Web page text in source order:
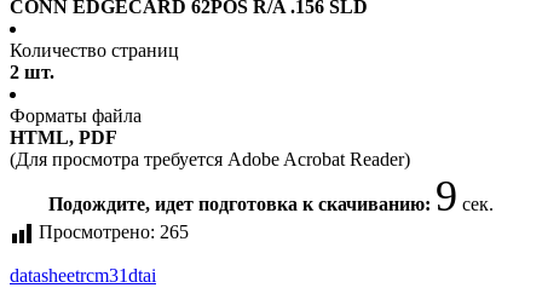
CONN EDGECARD 62POS R/A .156 SLD
Количество страниц
2 шт.
Форматы файла
HTML, PDF
(Для просмотра требуется Adobe Acrobat Reader)
Подождите, идет подготовка к скачиванию: 8 сек.
Просмотрено: 265
datasheetrcm31dtai